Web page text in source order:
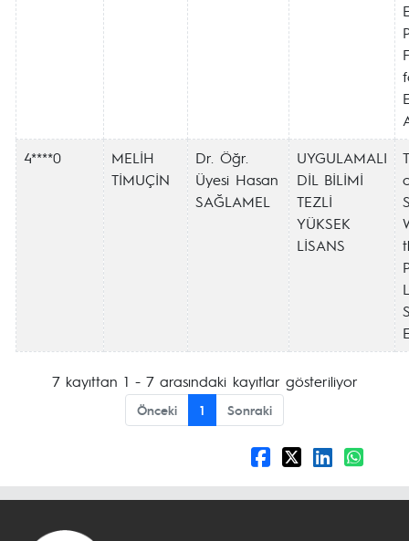
4****0
MELİH
TİMUÇİN
Dr. Öğr.
Üyesi Hasan
SAĞLAMEL
UYGULAMALI
DİL BİLİMİ
TEZLİ
YÜKSEK
LİSANS
7 kayıttan 1 - 7 arasındaki kayıtlar gösteriliyor
Önceki 1 Sonraki